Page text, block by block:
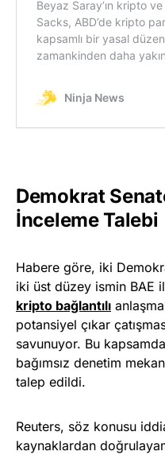
Demokrat
İnceleme Talebi
Habere göre, iki
iki üst düzey ismin BAE
kripto bağlantılı
potansiyel çıkar
savunuyor. Bu
bağımsız denetim
talep edildi.
Reuters, söz konusu
kaynaklardan